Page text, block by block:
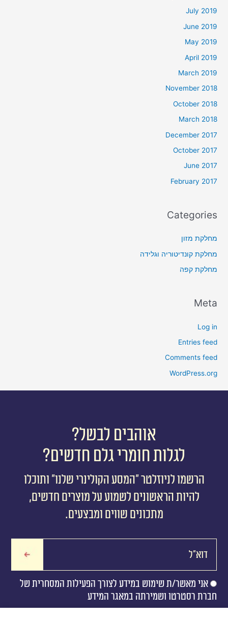
July 2019
June 2019
May 2019
April 2019
March 2019
November 2018
October 2018
March 2018
December 2017
October 2017
June 2017
February 2017
Categories
מחלקת מזון
מחלקת קונדיטוריה וגלידה
מחלקת קפה
Meta
Log in
Entries feed
Comments feed
WordPress.org
אוהבים לבשל?
לגלות חומרי גלם חדשים?
הרשמו לניוזלטר ״המסע הקולינרי שלנו״ ותוכלו
להיות הראשונים לשמוע על מוצרים חדשים,
מתכונים שווים ומבצעים.
אני מאשר/ת שימוש במידע לצורך הפעילות המסחרית של
חברת רסטרטו ושמירתה במאגר המידע